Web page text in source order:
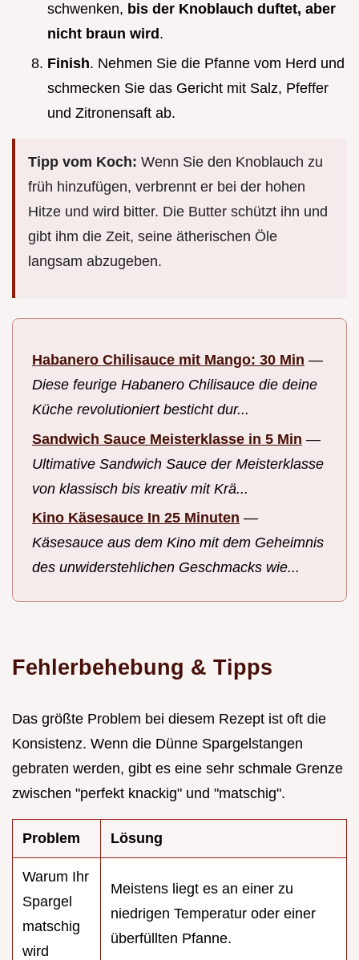
schwenken, bis der Knoblauch duftet, aber
nicht braun wird .
Finish. Nehmen Sie die Pfanne vom Herd und
schmecken Sie das Gericht mit Salz, Pfeffer
und Zitronensaft ab.
Tipp vom Koch: Wenn Sie den Knoblauch zu
früh hinzufügen, verbrennt er bei der hohen
Hitze und wird bitter. Die Butter schützt ihn und
gibt ihm die Zeit, seine ätherischen Öle
langsam abzugeben.
Habanero Chilisauce mit Mango: 30 Min —
Diese feurige Habanero Chilisauce die deine
Küche revolutioniert besticht dur...
Sandwich Sauce Meisterklasse in 5 Min —
Ultimative Sandwich Sauce der Meisterklasse
von klassisch bis kreativ mit Krä...
Kino Käsesauce In 25 Minuten —
Käsesauce aus dem Kino mit dem Geheimnis
des unwiderstehlichen Geschmacks wie...
Fehlerbehebung & Tipps
Das größte Problem bei diesem Rezept ist oft die
Konsistenz. Wenn die Dünne Spargelstangen
gebraten werden, gibt es eine sehr schmale Grenze
zwischen "perfekt knackig" und "matschig".
Problem Lösung
Warum Ihr
Spargel
matschig
wird
Meistens liegt es an einer zu
niedrigen Temperatur oder einer
überfüllten Pfanne.